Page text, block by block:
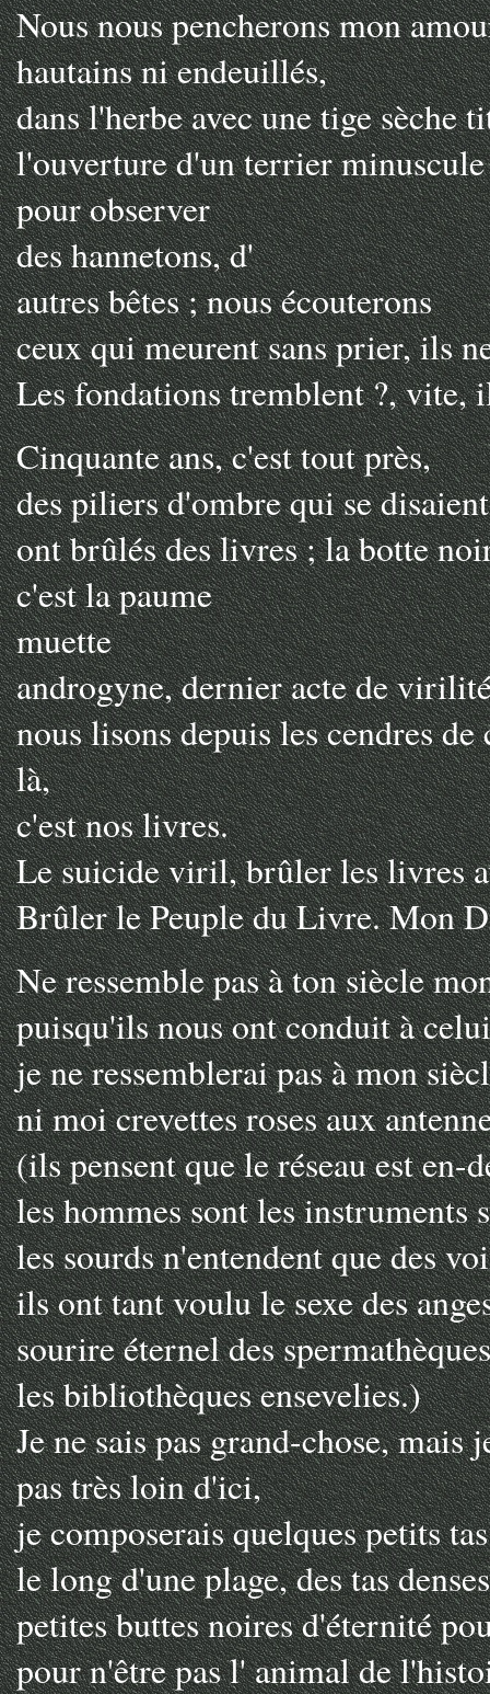
Nous nous pencherons mon
hautains ni endeuillés,
dans l'herbe avec une tige sèche
l'ouverture d'un terrier minuscule
pour observer
des hannetons, d'
autres bêtes ; nous écouterons
ceux qui meurent sans prier, ils
Les fondations tremblent ?, vite,
Cinquante ans, c'est tout près,
des piliers d'ombre qui se
ont brûlés des livres ; la botte
c'est la paume
muette
androgyne, dernier acte de
nous lisons depuis les cendres de
là,
c'est nos livres.
Le suicide viril, brûler les livres
Brûler le Peuple du Livre. Mon
Ne ressemble pas à ton siècle
puisqu'ils nous ont conduit à
je ne ressemblerai pas à mon
ni moi crevettes roses aux
(ils pensent que le réseau est en-
les hommes sont les instruments
les sourds n'entendent que des
ils ont tant voulu le sexe des
sourire éternel des
les bibliothèques ensevelies.)
Je ne sais pas grand-chose, mais
pas très loin d'ici,
je composerais quelques petits
le long d'une plage, des tas
petites buttes noires d'éternité
pour n'être pas l' animal de